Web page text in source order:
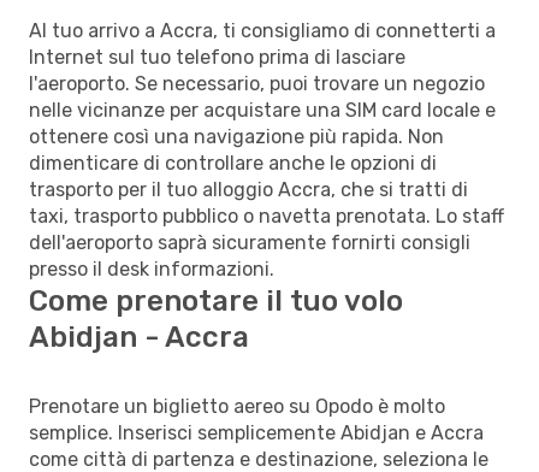
Al tuo arrivo a Accra, ti consigliamo di connetterti a
Internet sul tuo telefono prima di lasciare
l'aeroporto. Se necessario, puoi trovare un negozio
nelle vicinanze per acquistare una SIM card locale e
ottenere così una navigazione più rapida. Non
dimenticare di controllare anche le opzioni di
trasporto per il tuo alloggio Accra, che si tratti di
taxi, trasporto pubblico o navetta prenotata. Lo staff
dell'aeroporto saprà sicuramente fornirti consigli
presso il desk informazioni.
Come prenotare il tuo volo
Abidjan - Accra
Prenotare un biglietto aereo su Opodo è molto
semplice. Inserisci semplicemente Abidjan e Accra
come città di partenza e destinazione, seleziona le